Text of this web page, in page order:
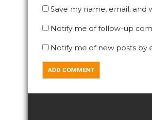
Save my name, email,
Notify me of follow-up
Notify me of new posts by